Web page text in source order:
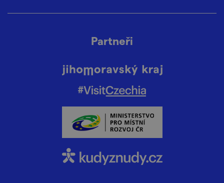
Partneři